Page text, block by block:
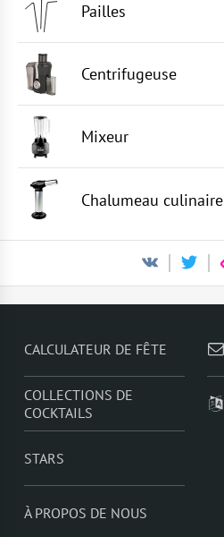
Pailles
Centrifugeuse
Mixeur
Chalumeau culinaire
CALCULATEUR DE FÊTE
COLLECTIONS DE
COCKTAILS
STARS
À PROPOS DE NOUS